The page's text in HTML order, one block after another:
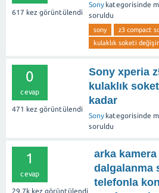
617 kez görüntülendi
Sonykategorisinde
soruldu
sony
z3 compact
kulaklık soketi
0
cevap
471 kez görüntülendi
Sony xperia
kulaklık
kadar
Sonykategorisinde
soruldu
1
cevap
29.7k kez görüntülendi
arka
dalgalanma
telefonla